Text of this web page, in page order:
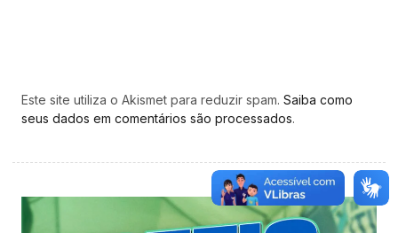
Este site utiliza o Akismet para reduzir spam. Saiba como
seus dados em comentários são processados.